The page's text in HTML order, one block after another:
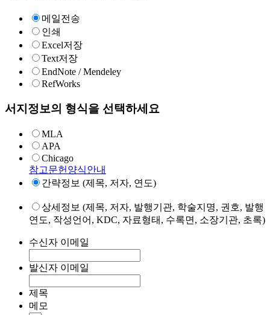
메일전송
인쇄
Excel저장
Text저장
EndNote / Mendeley
RefWorks
서지정보의 형식을 선택하세요
MLA
APA
Chicago
참고문헌양식안내
간략정보 (제목, 저자, 연도)
상세정보 (제목, 저자, 발행기관, 학술지명, 권호, 발행
연도, 작성언어, KDC, 자료형태, 수록면, 소장기관, 초록)
수신자 이메일
발신자 이메일
제목
메모